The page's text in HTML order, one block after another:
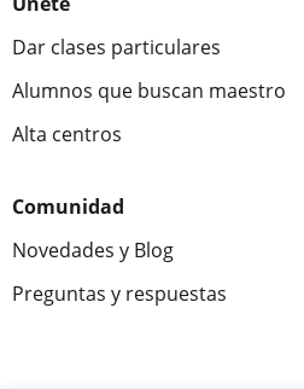
Dar clases particulares
Alumnos que buscan maestro
Alta centros
Comunidad
Novedades y Blog
Preguntas y respuestas